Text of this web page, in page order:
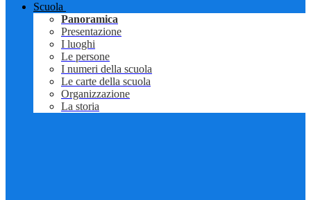
Scuola
Panoramica
Presentazione
I luoghi
Le persone
I numeri della scuola
Le carte della scuola
Organizzazione
La storia